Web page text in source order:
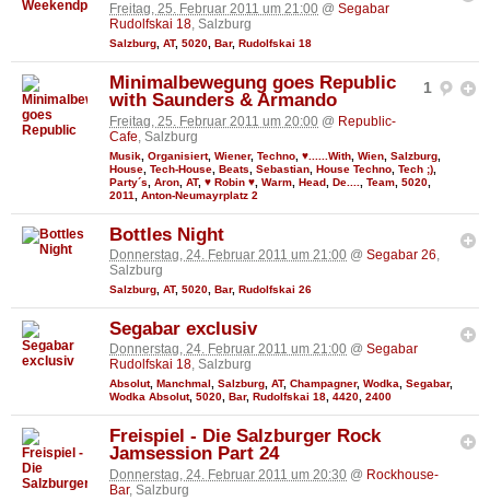
Freitag, 25. Februar 2011 um 21:00 @ Segabar
Rudolfskai 18, Salzburg
Salzburg, AT, 5020, Bar, Rudolfskai 18
1
Minimalbewegung goes Republic
with Saunders & Armando
Freitag, 25. Februar 2011 um 20:00 @ Republic-
Cafe , Salzburg
Musik Organisiert, Wiener, Techno ♥......With Wien Salzburg
House Tech-House Beats Sebastian House Techno Tech ;)
Party´s
Aron AT, ♥ Robin ♥ Warm Head De.... Team 5020
2011
Anton-Neumayrplatz 2
Bottles Night
Donnerstag, 24. Februar 2011 um 21:00 @ Segabar 26,
Salzburg
Salzburg AT, 5020 Bar, Rudolfskai 26
Segabar exclusiv
Donnerstag, 24. Februar 2011 um 21:00 @ Segabar
Rudolfskai 18, Salzburg
Absolut, Manchmal , Salzburg, AT, Champagner, Wodka, Segabar,
Wodka Absolut, 5020, Bar, Rudolfskai 18, 4420, 2400
Freispiel - Die Salzburger Rock
Jamsession Part 24
Donnerstag, 24. Februar 2011 um 20:30 @ Rockhouse-
Bar, Salzburg